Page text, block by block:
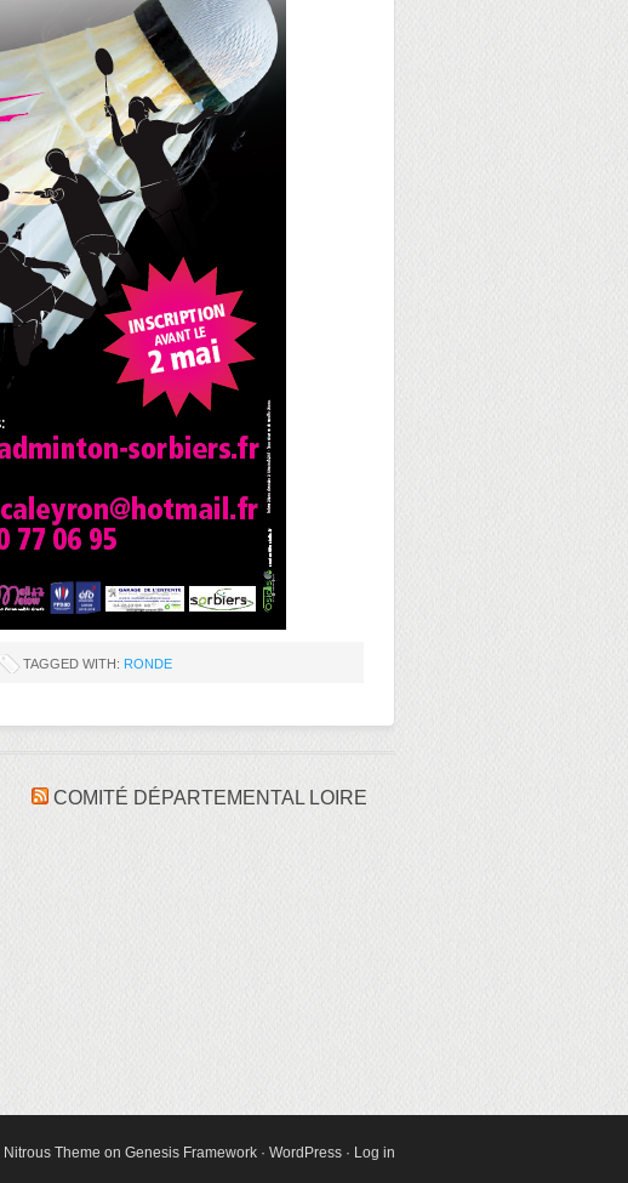
TAGGED WITH: RONDE
COMITÉ DÉPARTEMENTAL LOIRE
Nitrous Theme on Genesis Framework · WordPress · Log in